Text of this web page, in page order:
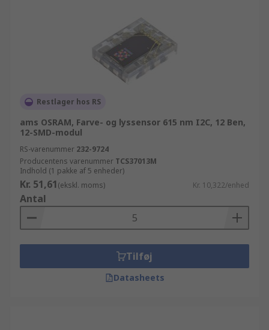
Restlager hos RS
ams OSRAM, Farve- og lyssensor 615 nm I2C, 12 Ben,
12-SMD-modul
RS-varenummer 232-9724
Producentens varenummer TCS37013M
Indhold (1 pakke af 5 enheder)
Kr. 51,61(ekskl. moms) Kr. 10,322/enhed
Antal
Tilføj
Datasheets